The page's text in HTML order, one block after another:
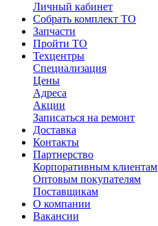
Личный кабинет
Собрать комплект ТО
Запчасти
Пройти ТО
Техцентры
Специализация
Цены
Адреса
Акции
Записаться на ремонт
Доставка
Контакты
Партнерство
Корпоративным клиентам
Оптовым покупателям
Поставщикам
О компании
Вакансии